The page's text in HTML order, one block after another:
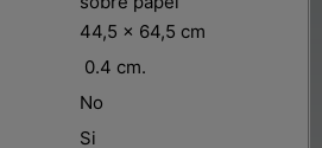
44,5 x 64,5 cm
0.4 cm.
No
Si